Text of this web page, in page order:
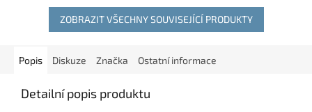
ZOBRAZIT VŠECHNY SOUVISEJÍCÍ PRODUKTY
Popis Diskuze Značka Ostatní informace
Detailní popis produktu